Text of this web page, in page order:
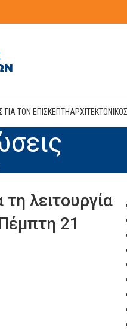
ΓΙΑ ΤΟΝ ΕΠΙΣΚΕΠΤΗ
λειτουργία
21